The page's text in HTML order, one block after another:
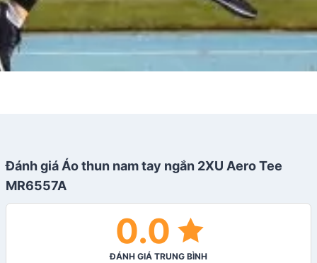
Đánh giá Áo thun nam tay ngắn 2XU Aero Tee
MR6557A
0.0
ĐÁNH GIÁ TRUNG BÌNH